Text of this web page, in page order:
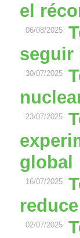
el
06/08/2025
seguir
30/07/2025
23/07/2025
global
16/07/2025
02/07/2025